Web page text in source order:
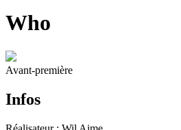
Who
Avant-première
Infos